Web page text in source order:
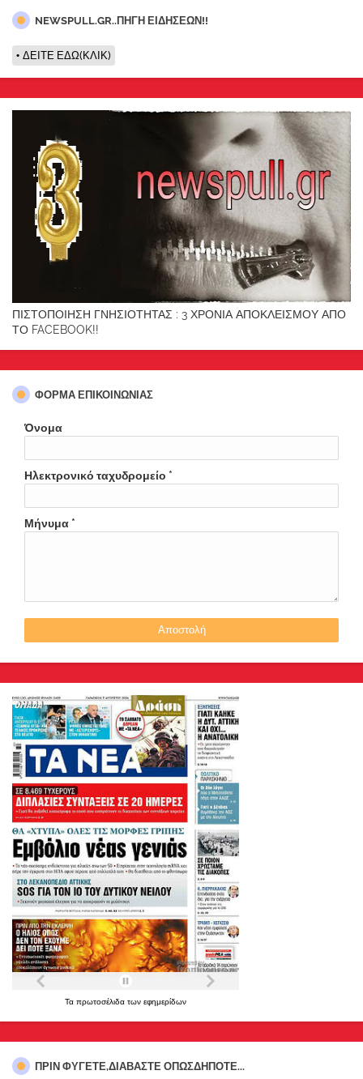
NEWSPULL.GR..ΠΗΓΗ ΕΙΔΗΣΕΩΝ!!
ΔΕΙΤΕ ΕΔΩ(ΚΛΙΚ)
ΠΙΣΤΟΠΟΙΗΣΗ ΓΝΗΣΙΟΤΗΤΑΣ : 3 ΧΡΟΝΙΑ ΑΠΟΚΛΕΙΣΜΟΥ ΑΠΟ
ΤΟ FACEBOOK!!
ΦΌΡΜΑ ΕΠΙΚΟΙΝΩΝΊΑΣ
Όνομα
Ηλεκτρονικό ταχυδρομείο *
Μήνυμα *
Τα πρωτοσέλιδα των εφημερίδων
ΠΡΊΝ ΦΎΓΕΤΕ,ΔΙΑΒΆΣΤΕ ΟΠΩΣΔΉΠΟΤΕ...